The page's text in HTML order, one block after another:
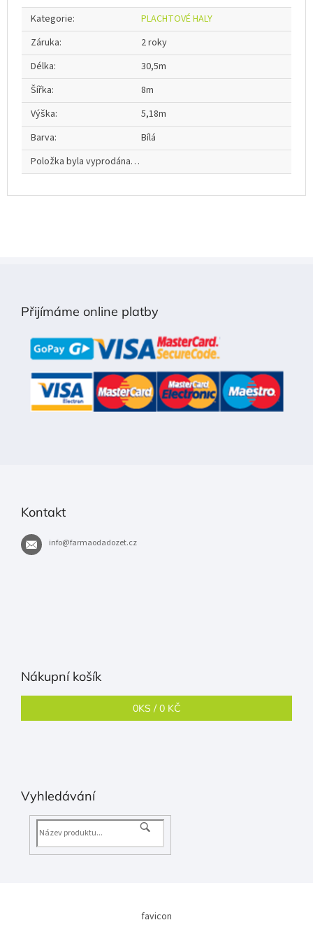
Kategorie:
PLACHTOVÉ HALY
Záruka:
2 roky
Délka:
30,5m
Šířka:
8m
Výška:
5,18m
Barva:
Bílá
Položka byla vyprodána…
Přijímáme online platby
Kontakt
info@farmaodadozet.cz
Nákupní košík
0KS /0 KČ
Vyhledávání
favicon